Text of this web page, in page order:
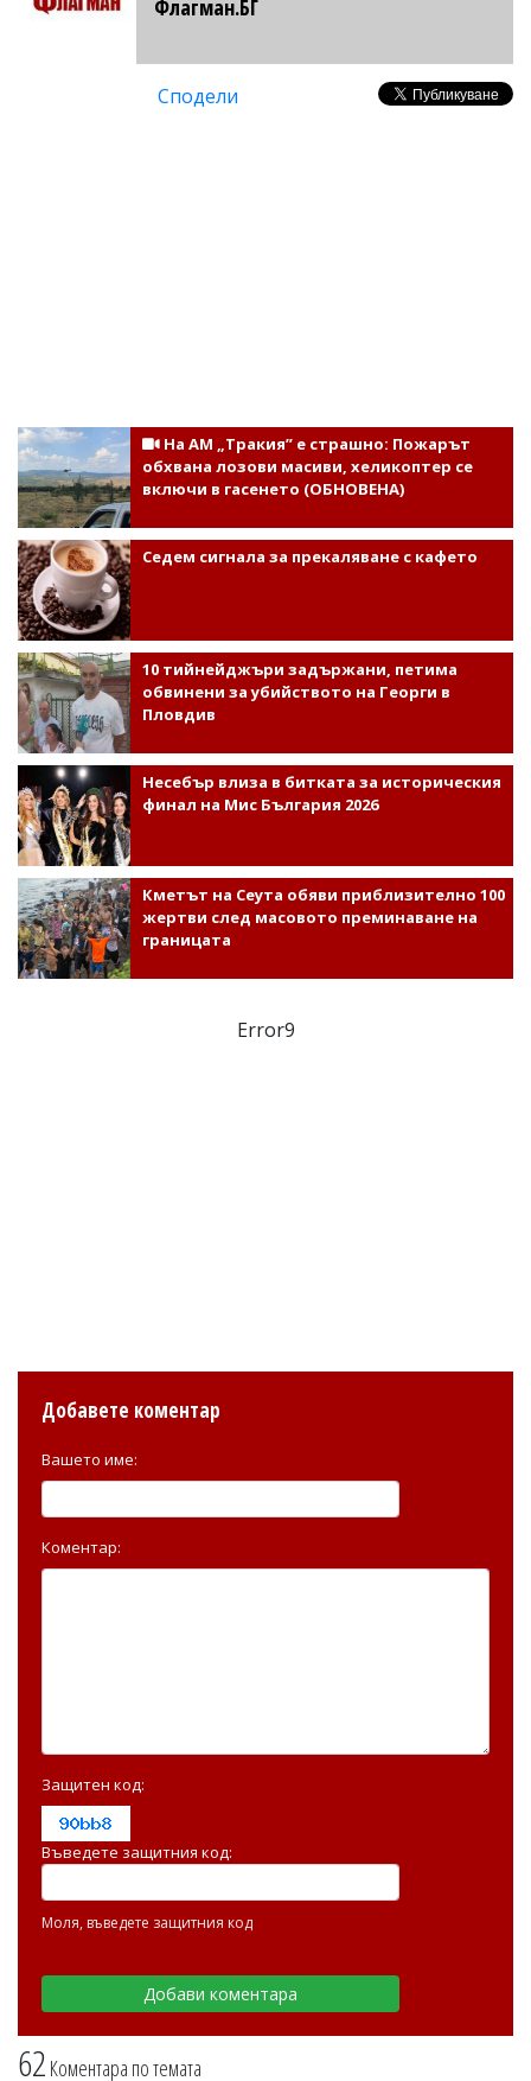
Флагман.БГ
Сподели
На АМ „Тракия” е страшно: Пожарът
обхвана лозови масиви, хеликоптер се
включи в гасенето (ОБНОВЕНА)
Седем сигнала за прекаляване с кафето
10 тийнейджъри задържани, петима
обвинени за убийството на Георги в
Пловдив
Несебър влиза в битката за историческия
финал на Мис България 2026
Кметът на Сеута обяви приблизително 100
жертви след масовото преминаване на
границата
Error9
62 Коментара по темата
Добавете коментар
Вашето име:
Коментар:
Защитен код:
Въведете защитния код:
Моля, въведете защитния код